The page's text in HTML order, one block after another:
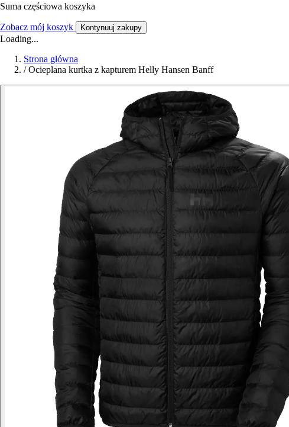
Suma częściowa koszyka
Zobacz mój koszyk Kontynuuj zakupy
Loading...
Strona główna
/ Ocieplana kurtka z kapturem Helly Hansen Banff